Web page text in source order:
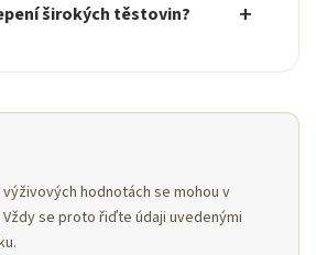
širokých těstovin?
hodnotách se mohou v
se proto řiďte údaji uvedenými